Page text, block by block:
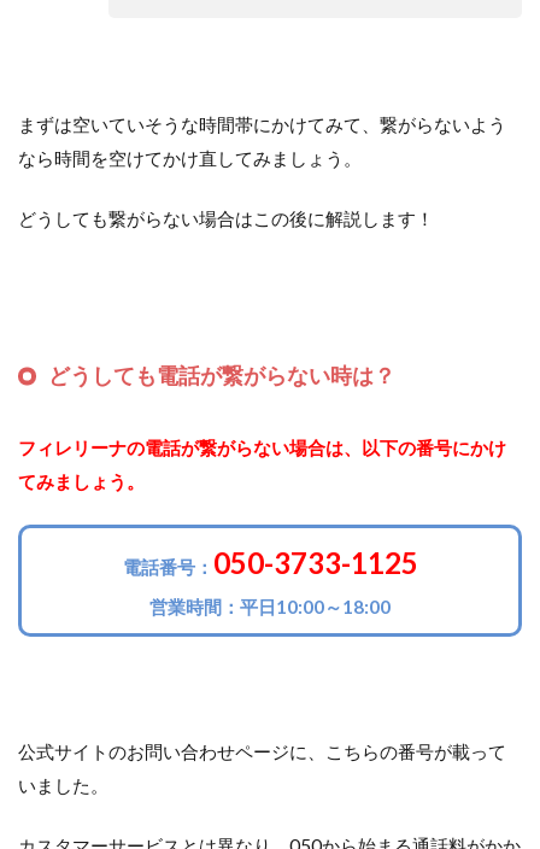
まずは空いていそうな時間帯にかけてみて、繋がらないよう
なら時間を空けてかけ直してみましょう。
どうしても繋がらない場合はこの後に解説します！
どうしても電話が繋がらない時は？
フィレリーナの電話が繋がらない場合は、以下の番号にかけ
てみましょう。
電話番号： 050-3733-1125
営業時間：平日10:00～18:00
公式サイトのお問い合わせページに、こちらの番号が載って
いました。